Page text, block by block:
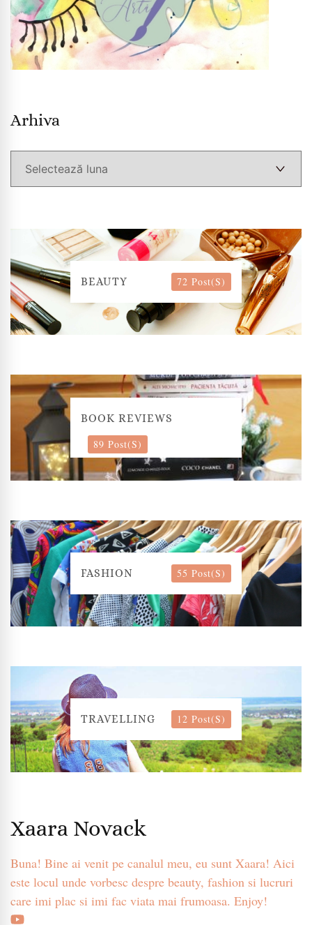
Arhiva
BEAUTY 72 Post(s)
BOOK REVIEWS
89 Post(s)
FASHION 55 Post(s)
TRAVELLING 12 Post(s)
Xaara Novack
Buna! Bine ai venit pe canalul meu, eu sunt Xaara! Aici
este locul unde vorbesc despre beauty, fashion si lucruri
care imi plac si imi fac viata mai frumoasa. Enjoy!